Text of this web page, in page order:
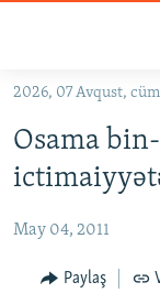
Əsas
qayıt
Əsas
naviqasiyaya
qayıt
KORRUPSIOMETR
#ƏSLINDƏ
FƏRQƏ BAX
2026, 07 Avqust,
Osama
May 04, 2011
Paylaş